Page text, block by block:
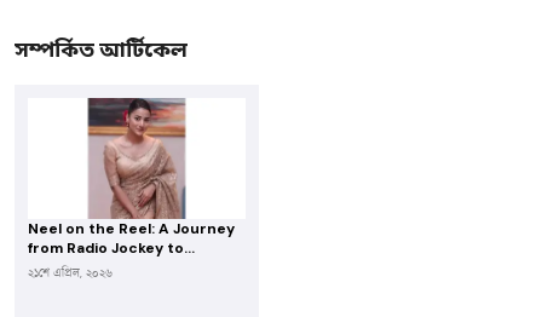
সম্পর্কিত আর্টিকেল
Neel on the Reel: A Journey
from Radio Jockey to
Versatile Entertainer
২১শে এপ্রিল, ২০২৬